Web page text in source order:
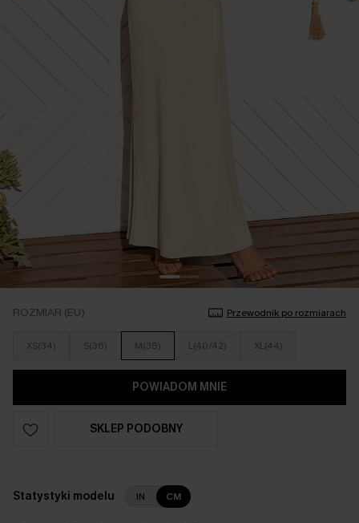
ROZMIAR (EU) Przewodnik po rozmiarach
XS(34) S(36) M(38) L(40/42) XL(44)
POWIADOM MNIE
SKLEP PODOBNY
Statystyki modelu IN CM